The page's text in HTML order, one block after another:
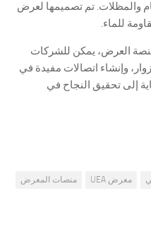
والمظلات. تم تصميمها لعرض
للماء.
العرض، يمكن للشركات
وإنشاء اتصالات مفيدة في
إلى تحقيق النجاح في
معرض UEA منصات المعرض